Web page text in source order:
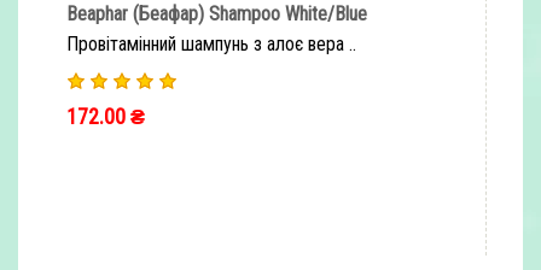
Beaphar (Беафар) Shampoo White/Blue
Провітамінний шампунь з алоє вера ..
172.00 ₴